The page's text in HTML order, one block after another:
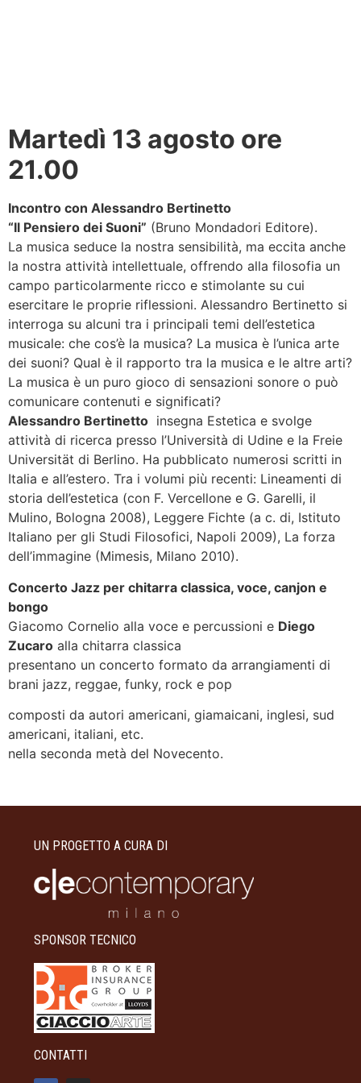
Martedì 13 agosto ore
21.00
Incontro con Alessandro Bertinetto
“Il Pensiero dei Suoni” (Bruno Mondadori Editore).
La musica seduce la nostra sensibilità, ma eccita anche
la nostra attività intellettuale, offrendo alla filosofia un
campo particolarmente ricco e stimolante su cui
esercitare le proprie riflessioni. Alessandro Bertinetto si
interroga su alcuni tra i principali temi dell’estetica
musicale: che cos’è la musica? La musica è l’unica arte
dei suoni? Qual è il rapporto tra la musica e le altre arti?
La musica è un puro gioco di sensazioni sonore o può
comunicare contenuti e significati?
Alessandro Bertinetto insegna Estetica e svolge
attività di ricerca presso l’Università di Udine e la Freie
Universität di Berlino. Ha pubblicato numerosi scritti in
Italia e all’estero. Tra i volumi più recenti: Lineamenti di
storia dell’estetica (con F. Vercellone e G. Garelli, il
Mulino, Bologna 2008), Leggere Fichte (a c. di, Istituto
Italiano per gli Studi Filosofici, Napoli 2009), La forza
dell’immagine (Mimesis, Milano 2010).
Concerto Jazz per chitarra classica, voce, canjon e
bongo
Giacomo Cornelio alla voce e percussioni e Diego
Zucaro alla chitarra classica
presentano un concerto formato da arrangiamenti di
brani jazz, reggae, funky, rock e pop
composti da autori americani, giamaicani, inglesi, sud
americani, italiani, etc.
nella seconda metà del Novecento.
UN PROGETTO A CURA DI
SPONSOR TECNICO
CONTATTI